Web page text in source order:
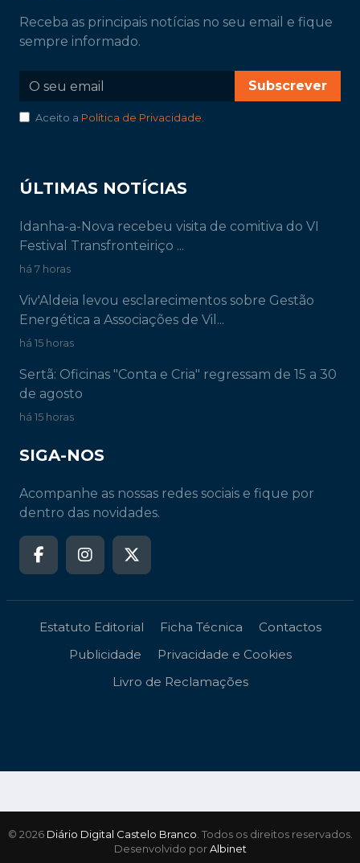
Receba as principais notícias no seu email e fique
sempre informado.
Subscrever
Aceito a Política de Privacidade.
ÚLTIMAS NOTÍCIAS
Idanha-a-Nova recebeu visita de comitiva do VI
Festival Transfronteiriço ...
há 7 horas
Viv'Aldeia levou esclarecimentos sobre Gestão
Energética a Associações de Vil...
há 15 horas
Sertã: Oficinas "Conta e Cria" regressam de 15 a 30
de agosto
há 15 horas
SIGA-NOS
Acompanhe as nossas redes sociais e fique por
dentro das novidades.
Estatuto Editorial Ficha Técnica
Contactos
Publicidade
Privacidade e Cookies
Livro de Reclamações
© 2026 Diário Digital Castelo Branco. Todos os direitos reservados.
Desenvolvido porAlbinet